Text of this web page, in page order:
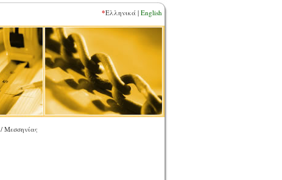
*Ελληνικά | English
/ Μεσσηνίας